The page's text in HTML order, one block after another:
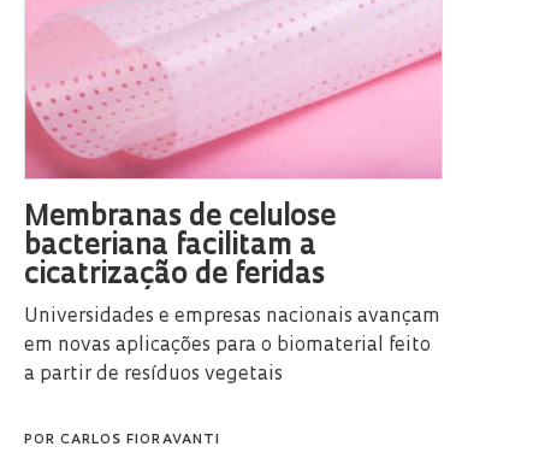
Membranas de celulose
bacteriana facilitam a
cicatrização de feridas
Universidades e empresas nacionais avançam
em novas aplicações para o biomaterial feito
a partir de resíduos vegetais
POR CARLOS FIORAVANTI